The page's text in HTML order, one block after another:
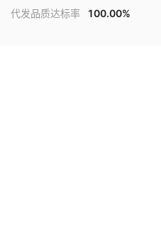
代发品质达标率
100.00%